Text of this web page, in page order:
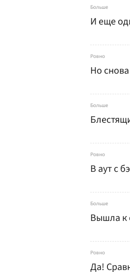
Больше
И еще
Ровно
Но
Больше
Ровно
В аут с
Больше
Вышла к
Ровно
Да!